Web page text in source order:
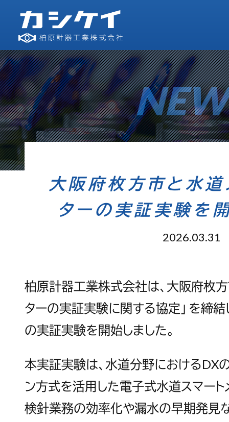
大阪府枚方市と水道
ターの実証実験を
2026.03.31
柏原計器工業株式会社は、大阪府枚方
ターの実証実験に関する協定」を締結
の実証実験を開始しました。
本実証実験は、水道分野におけるDX
ン方式を活用した電子式水道スマート
検針業務の効率化や漏水の早期発見